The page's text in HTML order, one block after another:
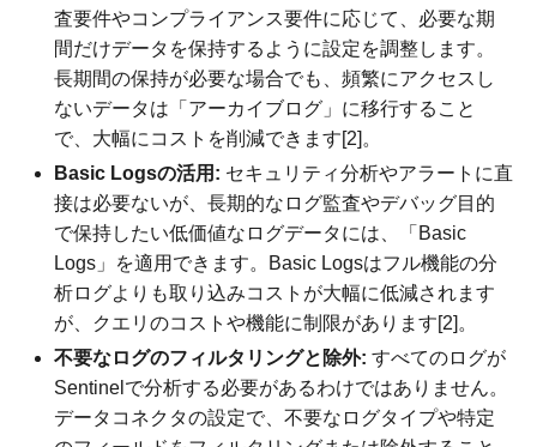
査要件やコンプライアンス要件に応じて、必要な期
間だけデータを保持するように設定を調整します。
長期間の保持が必要な場合でも、頻繁にアクセスし
ないデータは「アーカイブログ」に移行すること
で、大幅にコストを削減できます[2]。
Basic Logsの活用: セキュリティ分析やアラートに直
接は必要ないが、長期的なログ監査やデバッグ目的
で保持したい低価値なログデータには、「Basic
Logs」を適用できます。Basic Logsはフル機能の分
析ログよりも取り込みコストが大幅に低減されます
が、クエリのコストや機能に制限があります[2]。
不要なログのフィルタリングと除外: すべてのログが
Sentinelで分析する必要があるわけではありません。
データコネクタの設定で、不要なログタイプや特定